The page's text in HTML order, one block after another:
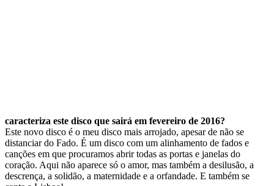
caracteriza este disco que sairá em fevereiro de 2016?
Este novo disco é o meu disco mais arrojado, apesar de não se
distanciar do Fado. É um disco com um alinhamento de fados e
canções em que procuramos abrir todas as portas e janelas do
coração. Aqui não aparece só o amor, mas também a desilusão, a
descrença, a solidão, a maternidade e a orfandade. E também se